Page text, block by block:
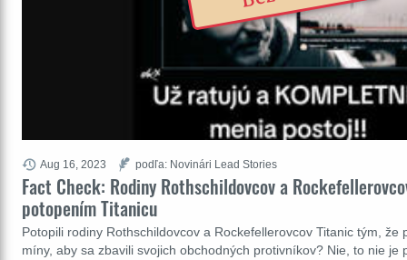
Fact Check: Rodiny Rothschildovcov a
potopením Titanicu
Potopili rodiny Rothschildovcov a Rockefellerovcov Titanic tým, že
míny, aby sa zbavili svojich obchodných protivníkov? Nie, to nie je
Aug 16, 2023 podľa: Novinári Lead Stories